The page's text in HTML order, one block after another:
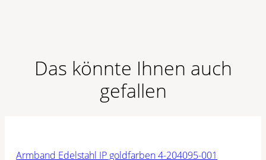
Das könnte Ihnen auch
gefallen
Armband Edelstahl IP goldfarben 4-204095-001